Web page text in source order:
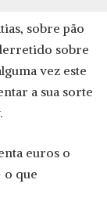
sobre pão
sobre
vez este
a sua sorte
.
euros o
o que